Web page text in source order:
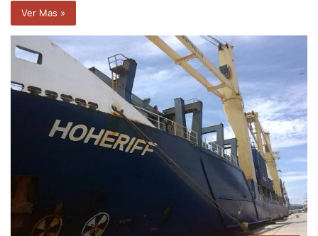
Ver Mas »